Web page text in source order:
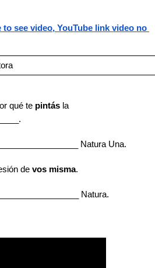
to see video, YouTube link video no
qué te pintás la
Natura Una.
de vos misma.
Natura.